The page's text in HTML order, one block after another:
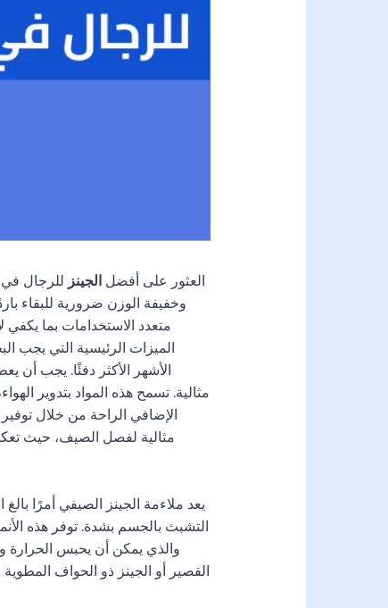
العثور على أفضلالجينزللرجال في
وخفيفة الوزن ضرورية للبقاء
متعدد الاستخدامات بما
الميزات الرئيسية التي يجب
الأشهر الأكثر دفئًا. يجب أن
مثالية. تسمح هذه المواد بتدوير
الإضافي الراحة من خلال توفير
مثالية لفصل الصيف، حيث
يعد ملاءمة الجينز الصيفي أمرًا
التشبث بالجسم بشدة. توفر هذه
والذي يمكن أن يحبس الحرارة
القصير أو الجينز ذو الحواف